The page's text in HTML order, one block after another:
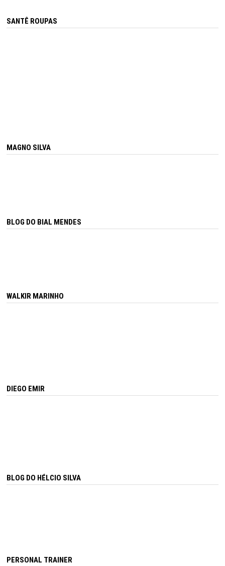
SANTÊ ROUPAS
MAGNO SILVA
BLOG DO BIAL MENDES
WALKIR MARINHO
DIEGO EMIR
BLOG DO HÉLCIO SILVA
PERSONAL TRAINER